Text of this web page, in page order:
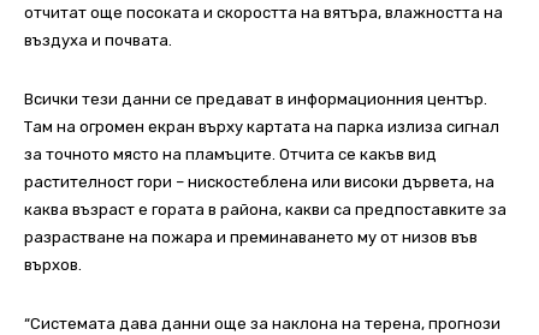
отчитат още посоката и скоростта на вятъра, влажността на
въздуха и почвата.
Всички тези данни се предават в информационния център.
Там на огромен екран върху картата на парка излиза сигнал
за точното място на пламъците. Отчита се какъв вид
растителност гори – нискостеблена или високи дървета, на
каква възраст е гората в района, какви са предпоставките за
разрастване на пожара и преминаването му от низов във
върхов.
“Системата дава данни още за наклона на терена, прогнози